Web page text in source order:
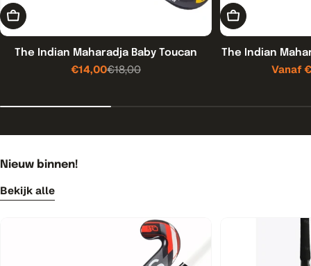
Toevoegen aan winkelwagen
The Indian Maharadja Baby Toucan
Verkoopprijs
€14,00Normale
€18,00
Kies opties
The Indian
Vanaf
Nieuw binnen!
Bekijk alle